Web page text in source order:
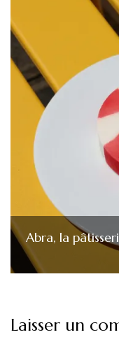
Abra, la
Laisser un